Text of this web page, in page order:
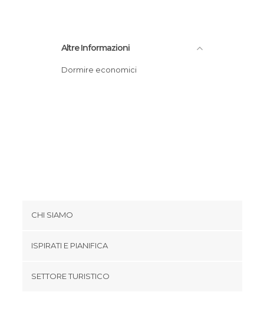
Altre Informazioni
Dormire economici
CHI SIAMO
Termini e Condizioni
ISPIRATI E PIANIFICA
SETTORE TURISTICO